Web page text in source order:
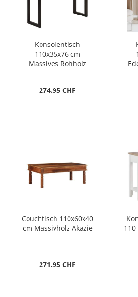
Konsolentisch
110x35x76 cm
Massives Rohholz
274.95 CHF
Couchtisch 110x60x40
cm Massivholz Akazie
271.95 CHF
110